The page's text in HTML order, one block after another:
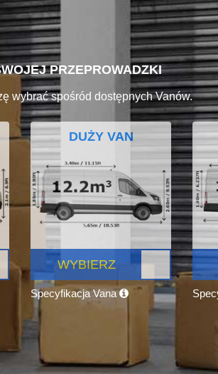
PRZEPROWADZKI
wybrać spośród dostępnych Vanów.
DUŻY VAN
WYBIERZ
Specyfikacja Vana